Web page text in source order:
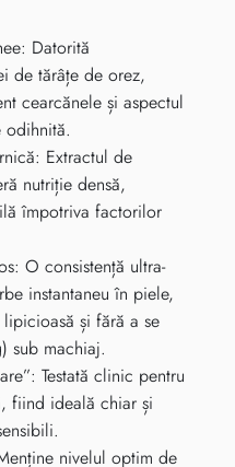
Datorită
de tărâțe de orez,
cearcănele și aspectul
Extractul de
nutriție densă,
împotriva factorilor
O consistență ultra-
instantaneu în piele,
și fără a se
sub machiaj.
Testată clinic pentru
fiind ideală chiar și
nivelul optim de